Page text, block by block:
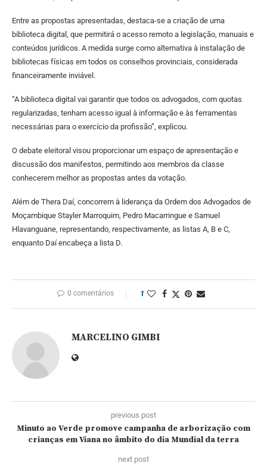
Entre as propostas apresentadas, destaca-se a criação de uma
biblioteca digital, que permitirá o acesso remoto a legislação, manuais e
conteúdos jurídicos. A medida surge como alternativa à instalação de
bibliotecas físicas em todos os conselhos provinciais, considerada
financeiramente inviável.
“A biblioteca digital vai garantir que todos os advogados, com quotas
regularizadas, tenham acesso igual à informação e às ferramentas
necessárias para o exercício da profissão”, explicou.
O debate eleitoral visou proporcionar um espaço de apresentação e
discussão dos manifestos, permitindo aos membros da classe
conhecerem melhor as propostas antes da votação.
Além de Thera Daí, concorrem à liderança da Ordem dos Advogados de
Moçambique Stayler Marroquim, Pedro Macarringue e Samuel
Hlavanguane, representando, respectivamente, as listas A, B e C,
enquanto Daí encabeça a lista D.
0 comentários 1
MARCELINO GIMBI
previous post
Minuto ao Verde promove campanha de arborização com
crianças em Viana no âmbito do dia Mundial da terra
next post